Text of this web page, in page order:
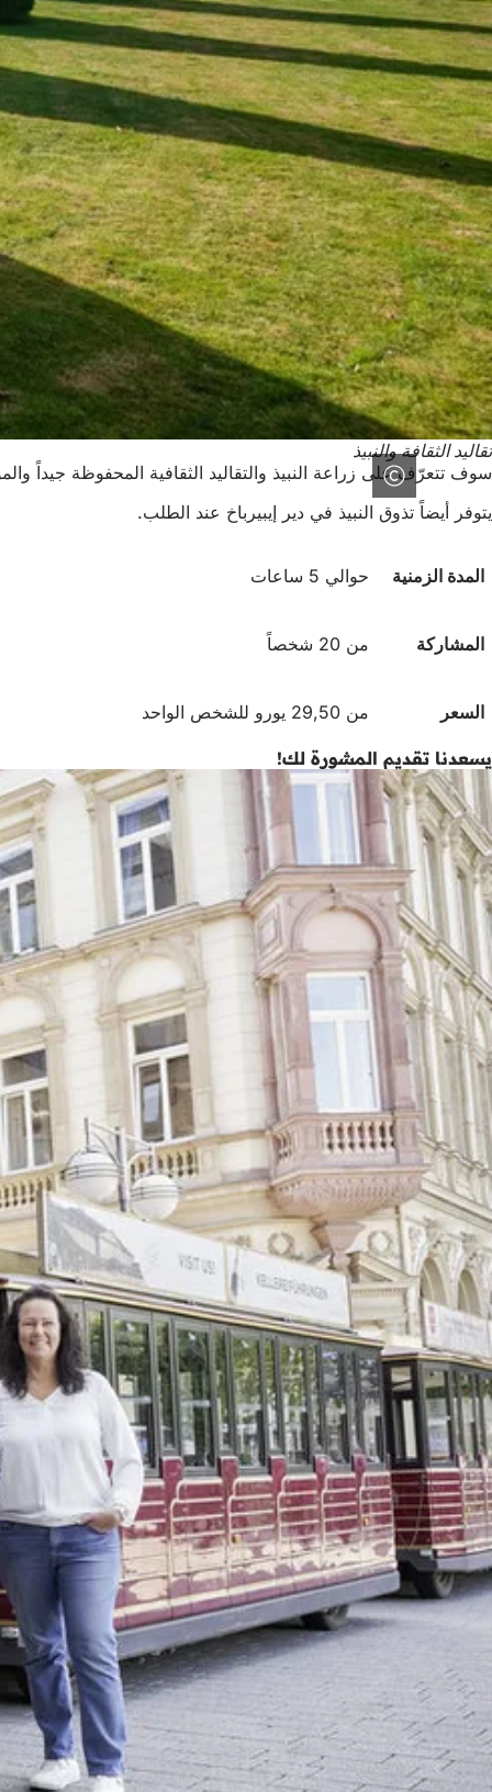
تقاليد الثقافة والنبيذ
سوف تتعرّف على زراعة النبيذ والتقاليد الثقافية المحفوظة
يتوفر أيضاً تذوق النبيذ في دير إيبيرباخ عند الطلب.
المدة الزمنية حوالي 5 ساعات
المشاركة من 20 شخصاً
السعر من 29,50 يورو للشخص الواحد
يسعدنا تقديم المشورة لك!